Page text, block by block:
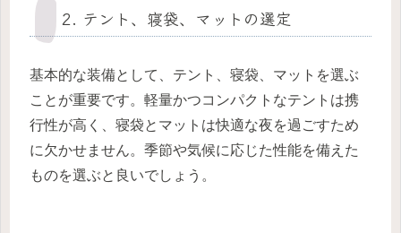
2. テント、寝袋、マットの選定
基本的な装備として、テント、寝袋、マットを選ぶ
ことが重要です。軽量かつコンパクトなテントは携
行性が高く、寝袋とマットは快適な夜を過ごすため
に欠かせません。季節や気候に応じた性能を備えた
ものを選ぶと良いでしょう。